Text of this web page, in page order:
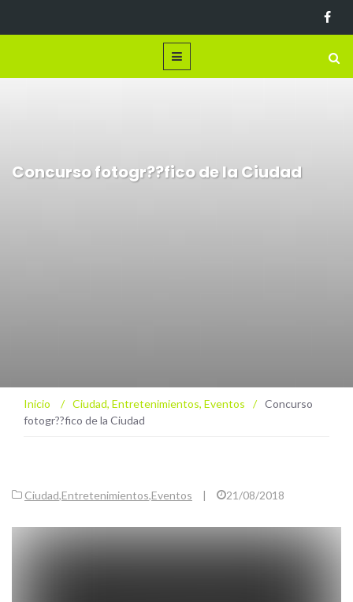
Concurso fotogr??fico de la Ciudad
Inicio / Ciudad, Entretenimientos, Eventos / Concurso
fotogr??fico de la Ciudad
Ciudad,Entretenimientos,Eventos | 21/08/2018